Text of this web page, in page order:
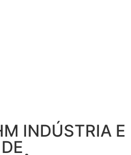
INDÚSTRIA E